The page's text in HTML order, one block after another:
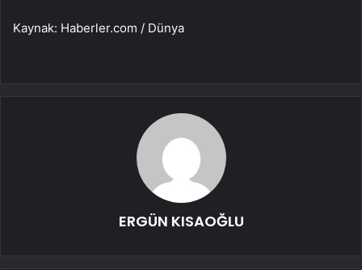
Kaynak: Haberler.com / Dünya
ERGÜN KISAOĞLU